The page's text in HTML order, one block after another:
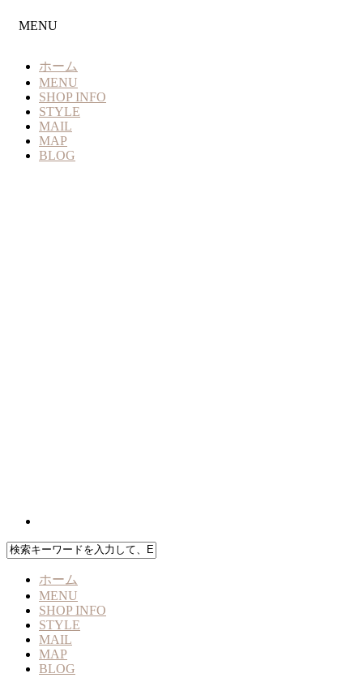
MENU
ホーム
MENU
SHOP INFO
STYLE
MAIL
MAP
BLOG
ホーム
MENU
SHOP INFO
STYLE
MAIL
MAP
BLOG